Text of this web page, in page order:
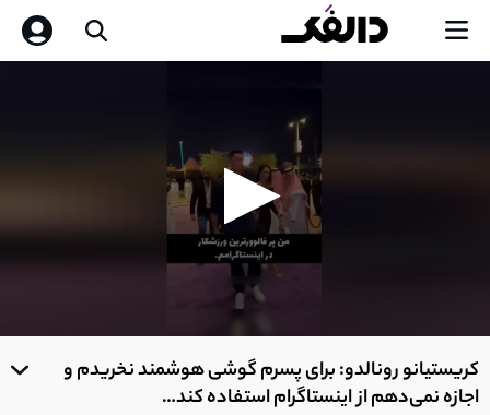
0
of
کریستیانو رونالدو: برای پسرم گوشی هوشمند نخریدم و
اجازه نمی‌دهم از اینستاگرام استفاده کند…